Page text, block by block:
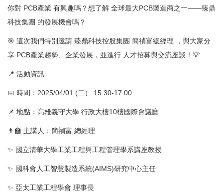
你對 PCB產業 有興趣嗎？想了解 全球最大PCB製造商之一——臻鼎
科技集團 的發展機會嗎？
🎯 這次我們特別邀請 臻鼎科技控股集團 簡禎富總經理 ，與大家分
享 PCB產業趨勢、企業發展，並進行 人才招募與交流座談！💡
📍 活動資訊
📅 時間：2025/04/01 (二） 15:30-17:00
📌 地點：高雄義守大學 行政大樓10樓國際會議廳
👨‍🏫 主講人：簡禎富 總經理
✨ 國立清華大學工業工程與工程管理學系講座教授
✨ 國科會人工智慧製造系統(AIMS)研究中心主任
✨ 亞太工業工程學會 理事長